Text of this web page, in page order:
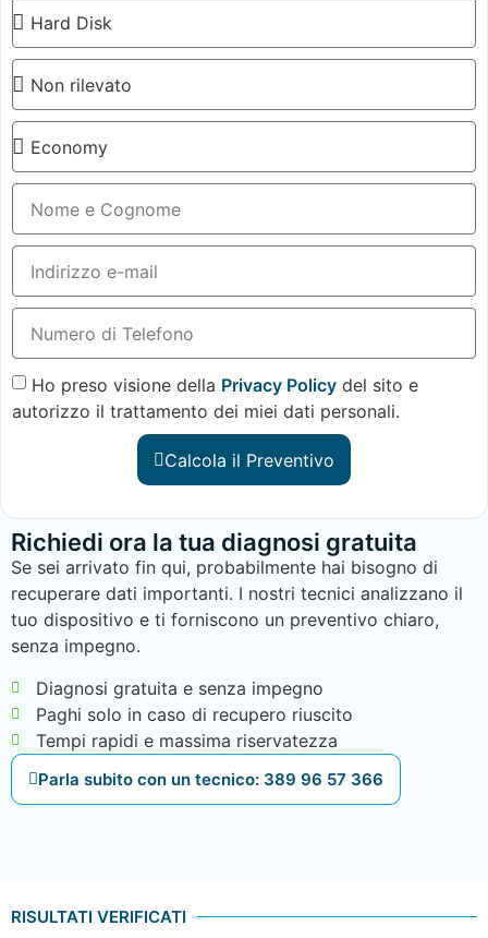
Richiedi ora la tua diagnosi gratuita
Se sei arrivato fin qui, probabilmente hai bisogno di
recuperare dati importanti. I nostri tecnici analizzano il
tuo dispositivo e ti forniscono un preventivo chiaro,
senza impegno.
Diagnosi gratuita e senza impegno
Paghi solo in caso di recupero riuscito
Tempi rapidi e massima riservatezza
Parla subito con un tecnico: 389 96 57 366
Ho preso visione della Privacy Policy del sito e
autorizzo il trattamento dei miei dati personali.
Calcola il Preventivo
RISULTATI VERIFICATI